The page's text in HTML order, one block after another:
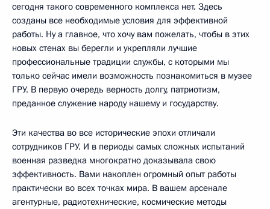
сегодня такого современного комплекса нет. Здесь
созданы все необходимые условия для эффективной
работы. Ну а главное, что хочу вам пожелать, чтобы в этих
новых стенах вы берегли и укрепляли лучшие
профессиональные традиции службы, с которыми мы
только сейчас имели возможность познакомиться в музее
ГРУ. В первую очередь верность долгу, патриотизм,
преданное служение народу нашему и государству.
Эти качества во все исторические эпохи отличали
сотрудников ГРУ. И в периоды самых сложных испытаний
военная разведка многократно доказывала свою
эффективность. Вами накоплен огромный опыт работы
практически во всех точках мира. В вашем арсенале
агентурные, радиотехнические, космические методы